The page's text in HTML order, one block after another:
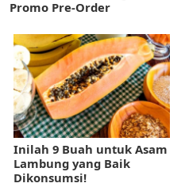
Promo Pre-Order
Inilah 9 Buah untuk Asam
Lambung yang Baik
Dikonsumsi!